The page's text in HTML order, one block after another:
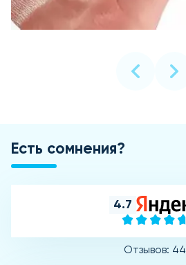
Есть сомнения?
4.7
Отзывов: 44